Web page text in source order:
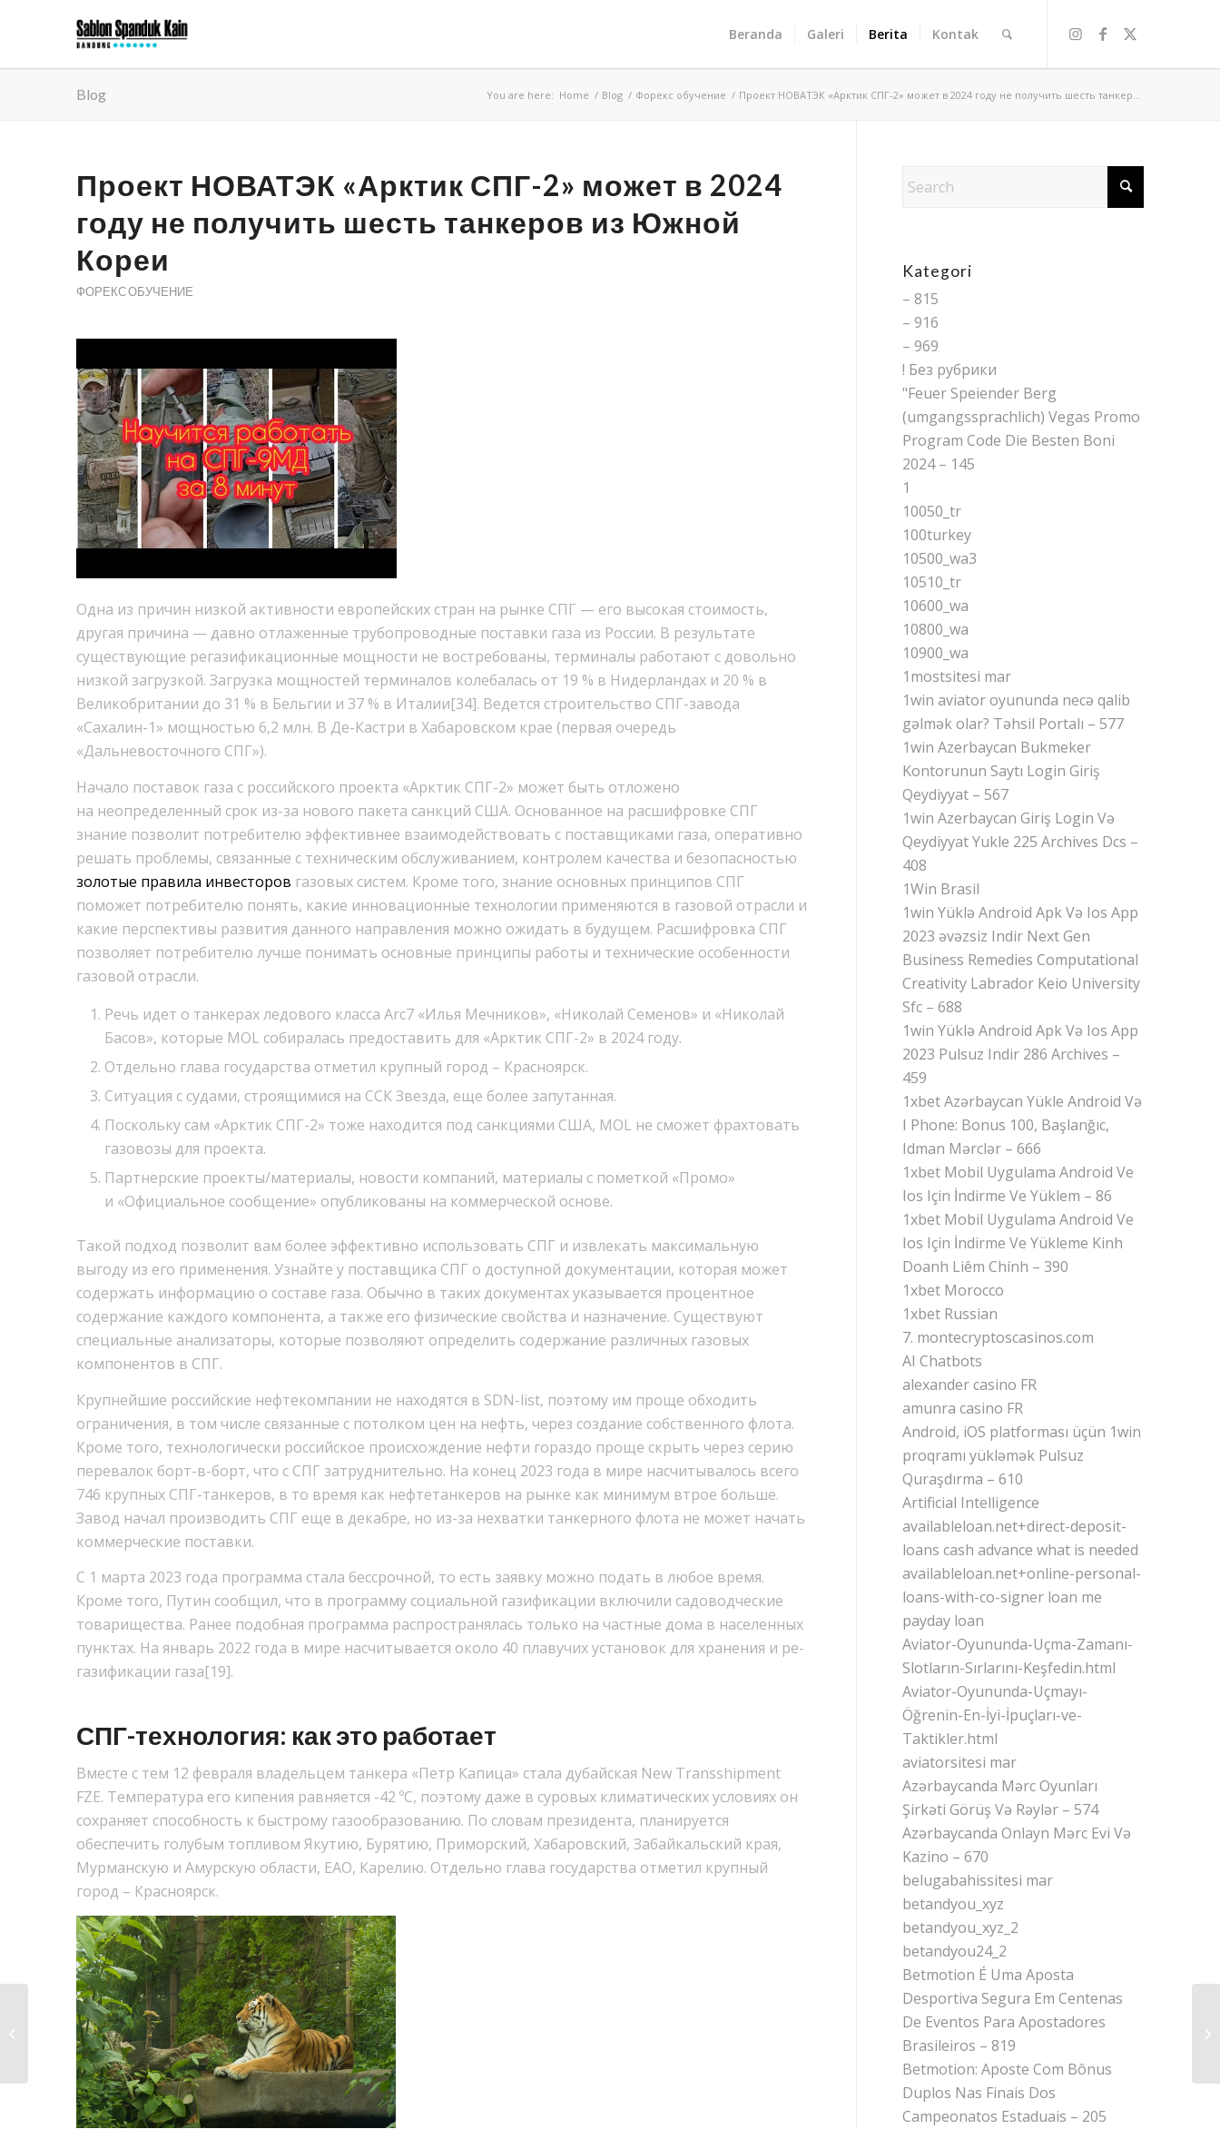
Beranda Galeri Berita Kontak
Blog You are here: Home / Blog / Форекс обучение / Проект НОВАТЭК «Арктик СПГ-2» может в 2024 году не получить шесть танкер...
Проект НОВАТЭК «Арктик СПГ-2» может в 2024
году не получить шесть танкеров из Южной
Кореи
ФОРЕКС ОБУЧЕНИЕ
Одна из причин низкой активности европейских стран на рынке СПГ — его высокая стоимость,
другая причина — давно отлаженные трубопроводные поставки газа из России. В результате
существующие регазификационные мощности не востребованы, терминалы работают с довольно
низкой загрузкой. Загрузка мощностей терминалов колебалась от 19 % в Нидерландах и 20 % в
Великобритании до 31 % в Бельгии и 37 % в Италии[34]. Ведется строительство СПГ-завода
«Сахалин-1» мощностью 6,2 млн. В Де-Кастри в Хабаровском крае (первая очередь
«Дальневосточного СПГ»).
Начало поставок газа с российского проекта «Арктик СПГ-2» может быть отложено
на неопределенный срок из-за нового пакета санкций США. Основанное на расшифровке СПГ
знание позволит потребителю эффективнее взаимодействовать с поставщиками газа, оперативно
решать проблемы, связанные с техническим обслуживанием, контролем качества и безопасностью
золотые правила инвесторов газовых систем. Кроме того, знание основных принципов СПГ
поможет потребителю понять, какие инновационные технологии применяются в газовой отрасли и
какие перспективы развития данного направления можно ожидать в будущем. Расшифровка СПГ
позволяет потребителю лучше понимать основные принципы работы и технические особенности
газовой отрасли.
Речь идет о танкерах ледового класса Arc7 «Илья Мечников», «Николай Семенов» и «Николай
Басов», которые MOL собиралась предоставить для «Арктик СПГ-2» в 2024 году.
Отдельно глава государства отметил крупный город – Красноярск.
Ситуация с судами, строящимися на ССК Звезда, еще более запутанная.
Поскольку сам «Арктик СПГ-2» тоже находится под санкциями США, MOL не сможет фрахтовать
газовозы для проекта.
Партнерские проекты/материалы, новости компаний, материалы с пометкой «Промо»
и «Официальное сообщение» опубликованы на коммерческой основе.
Такой подход позволит вам более эффективно использовать СПГ и извлекать максимальную
выгоду из его применения. Узнайте у поставщика СПГ о доступной документации, которая может
содержать информацию о составе газа. Обычно в таких документах указывается процентное
содержание каждого компонента, а также его физические свойства и назначение. Существуют
специальные анализаторы, которые позволяют определить содержание различных газовых
компонентов в СПГ.
Крупнейшие российские нефтекомпании не находятся в SDN-list, поэтому им проще обходить
ограничения, в том числе связанные с потолком цен на нефть, через создание собственного флота.
Кроме того, технологически российское происхождение нефти гораздо проще скрыть через серию
перевалок борт-в-борт, что с СПГ затруднительно. На конец 2023 года в мире насчитывалось всего
746 крупных СПГ-танкеров, в то время как нефтетанкеров на рынке как минимум втрое больше.
Завод начал производить СПГ еще в декабре, но из-за нехватки танкерного флота не может начать
коммерческие поставки.
С 1 марта 2023 года программа стала бессрочной, то есть заявку можно подать в любое время.
Кроме того, Путин сообщил, что в программу социальной газификации включили садоводческие
товарищества. Ранее подобная программа распространялась только на частные дома в населенных
пунктах. На январь 2022 года в мире насчитывается около 40 плавучих установок для хранения и ре-
газификации газа[19].
СПГ-технология: как это работает
Вместе с тем 12 февраля владельцем танкера «Петр Капица» стала дубайская New Transshipment
FZE. Температура его кипения равняется -42 ºС, поэтому даже в суровых климатических условиях он
сохраняет способность к быстрому газообразованию. По словам президента, планируется
обеспечить голубым топливом Якутию, Бурятию, Приморский, Хабаровский, Забайкальский края,
Мурманскую и Амурскую области, ЕАО, Карелию. Отдельно глава государства отметил крупный
город – Красноярск.
Kategori
– 815
– 916
– 969
! Без рубрики
"Feuer Speiender Berg
(umgangssprachlich) Vegas Promo
Program Code Die Besten Boni
2024 – 145
1
10050_tr
100turkey
10500_wa3
10510_tr
10600_wa
10800_wa
10900_wa
1mostsitesi mar
1win aviator oyununda necə qalib
gəlmək olar? Təhsil Portalı – 577
1win Azerbaycan Bukmeker
Kontorunun Saytı Login Giriş
Qeydiyyat – 567
1win Azerbaycan Giriş Login Və
Qeydiyyat Yukle 225 Archives Dcs –
408
1Win Brasil
1win Yüklə Android Apk Və Ios App
2023 əvəzsiz Indir Next Gen
Business Remedies Computational
Creativity Labrador Keio University
Sfc – 688
1win Yüklə Android Apk Və Ios App
2023 Pulsuz Indir 286 Archives –
459
1xbet Azərbaycan Yükle Android Və
I Phone: Bonus 100, Başlanğıc,
Idman Mərclər – 666
1xbet Mobil Uygulama Android Ve
Ios Için İndirme Ve Yüklem – 86
1xbet Mobil Uygulama Android Ve
Ios Için İndirme Ve Yükleme Kinh
Doanh Liêm Chính – 390
1xbet Morocco
1xbet Russian
7. montecryptoscasinos.com
AI Chatbots
alexander casino FR
amunra casino FR
Android, iOS platforması üçün 1win
proqramı yükləmək Pulsuz
Quraşdırma – 610
Artificial Intelligence
availableloan.net+direct-deposit-
loans cash advance what is needed
availableloan.net+online-personal-
loans-with-co-signer loan me
payday loan
Aviator-Oyununda-Uçma-Zamanı-
Slotların-Sırlarını-Keşfedin.html
Aviator-Oyununda-Uçmayı-
Öğrenin-En-İyi-İpuçları-ve-
Taktikler.html
aviatorsitesi mar
Azərbaycanda Mərc Oyunları
Şirkəti Görüş Və Rəylər – 574
Azərbaycanda Onlayn Mərc Evi Və
Kazino – 670
belugabahissitesi mar
betandyou_xyz
betandyou_xyz_2
betandyou24_2
Betmotion É Uma Aposta
Desportiva Segura Em Centenas
De Eventos Para Apostadores
Brasileiros – 819
Betmotion: Aposte Com Bônus
Duplos Nas Finais Dos
Campeonatos Estaduais – 205
Все о карьере QA специалиста
Ответы на во�...